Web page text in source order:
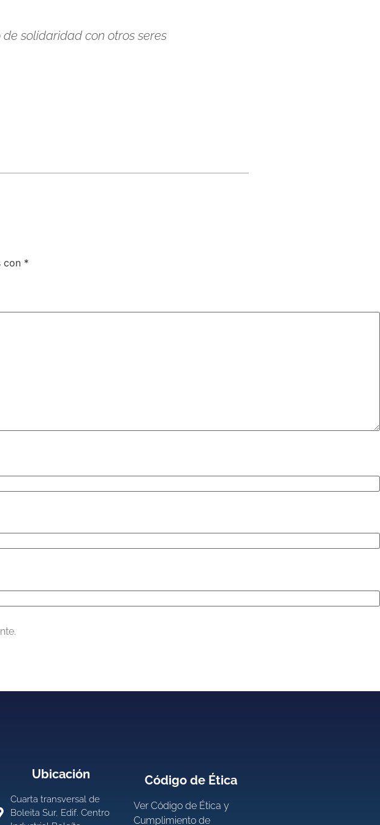
solidaridad con otros seres
con *
Ubicación
Cuarta transversal de
Boleita Sur, Edif. Centro
Código de Ética
VerCódigo de Ética y
Cumplimiento de